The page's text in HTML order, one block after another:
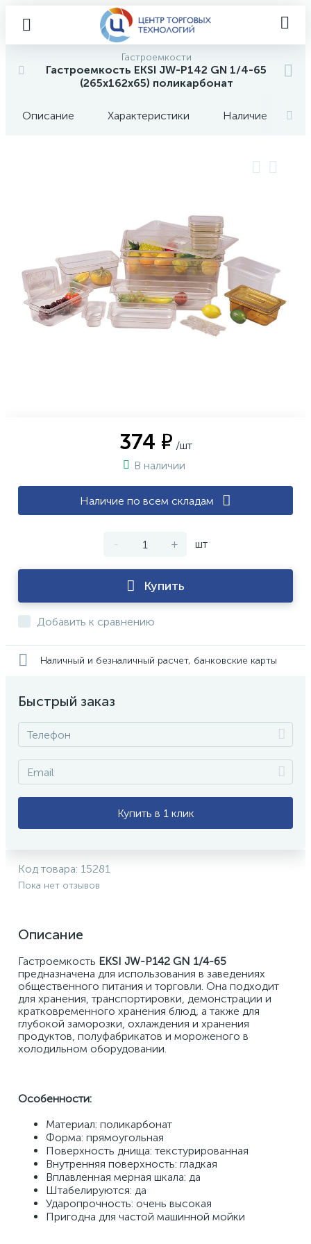
Гастроемкости
Гастроемкость EKSI JW-P142 GN 1/4-65
(265х162х65) поликарбонат
Описание Характеристики Наличие
374 ₽ /шт
В наличии
Наличие по всем складам
- + шт
Купить
Добавить к сравнению
Наличный и безналичный расчет, банковские карты
Быстрый заказ
Купить в 1 клик
Код товара: 15281
Пока нет отзывов
Описание
Гастроемкость EKSI JW-P142 GN 1/4-65
предназначена для использования в заведениях
общественного питания и торговли. Она подходит
для хранения, транспортировки, демонстрации и
кратковременного хранения блюд, а также для
глубокой заморозки, охлаждения и хранения
продуктов, полуфабрикатов и мороженого в
холодильном оборудовании.
Особенности:
Материал: поликарбонат
Форма: прямоугольная
Поверхность днища: текстурированная
Внутренняя поверхность: гладкая
Вплавленная мерная шкала: да
Штабелируются: да
Ударопрочность: очень высокая
Пригодна для частой машинной мойки